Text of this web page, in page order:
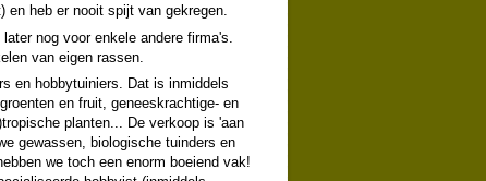
en heb er nooit spijt van gekregen.
nog voor enkele andere firma's.
van eigen rassen.
en hobbytuiniers. Dat is inmiddels
en fruit, geneeskrachtige- en
planten... De verkoop is 'aan
gewassen, biologische tuinders en
we toch een enorm boeiend vak!